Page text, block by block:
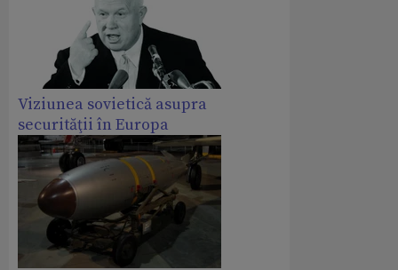
Viziunea sovietică asupra
securităţii în Europa